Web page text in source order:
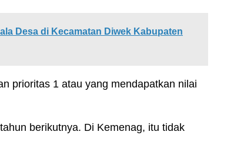
Desa di Kecamatan Diwek Kabupaten
prioritas 1 atau yang mendapatkan nilai
berikutnya. Di Kemenag, itu tidak